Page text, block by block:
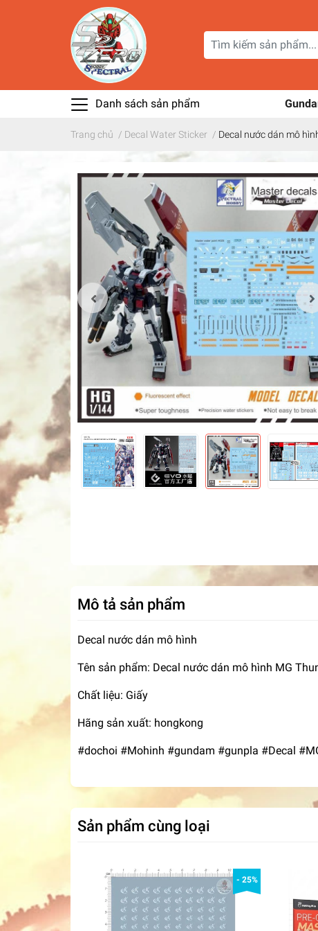
Danh sách sản phẩm
Trang chủ / Decal Water Sticker / Decal nước dán mô
Mô tả sản phẩm
Decal nước dán mô hình
Tên sản phẩm: Decal nước dán mô hình MG
Chất liệu: Giấy
Hãng sản xuất: hongkong
#dochoi #Mohinh #gundam #gunpla #Decal
Sản phẩm cùng loại
- 25%